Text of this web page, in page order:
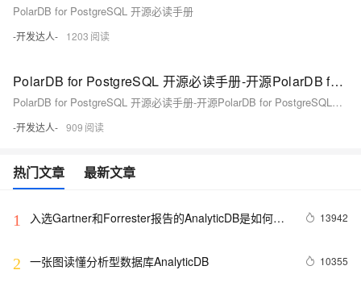
PolarDB for PostgreSQL 开源必读手册
-开发达人- 1203
PolarDB for PostgreSQL 开源必读手册-开源PolarDB for PostgreSQL架构介绍（中）
PolarDB for PostgreSQL 开源必读手册-开源PolarDB for PostgreSQL架构介绍
-开发达人- 909
热门文章 最新文章
1
入选Gartner和Forrester报告的AnalyticDB是如何实
13942
2 一张图读懂分析型数据库AnalyticDB 10355